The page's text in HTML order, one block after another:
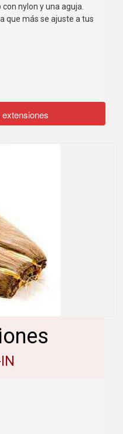
nylon y una aguja.
que más se ajuste a tus